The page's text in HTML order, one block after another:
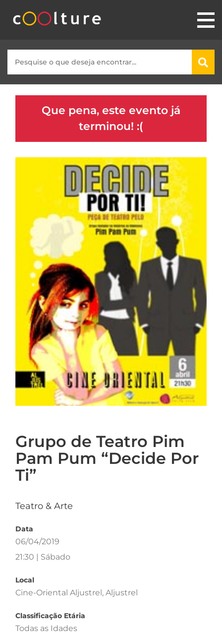
Que pena, este evento já
terminou! :(
Grupo de Teatro Pim
Pam Pum “Decide Por
Ti”
Teatro & Arte
Data
06/04/2019
21:30 | Sábado
Local
Cine-Oriental Aljustrel, Aljustrel
Classificação Etária
Todas as Idades